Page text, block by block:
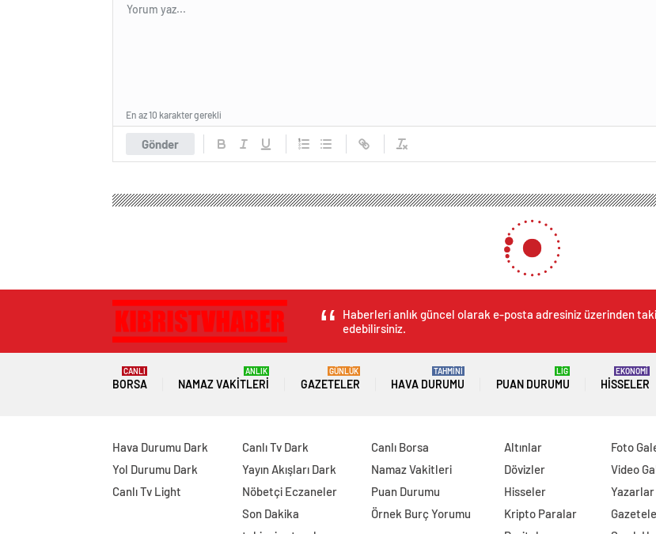
Gönder
En az 10 karakter gerekli
Haberleri anlık güncel olarak e-posta adresiniz üzerinden
edebilirsiniz.
BORSA
CANLI
NAMAZ VAKITLERI
ANLIK
GAZETELER
GÜNLÜK
HAVA DURUMU
TAHMİNİ
PUAN DURUMU
LİG
HISSELER
EKONOMİ
Hava Durumu Dark
Yol Durumu Dark
Canlı Tv Light
Canlı Tv Dark
Yayın Akışları Dark
Nöbetçi Eczaneler
Son Dakika
Canlı Borsa
Namaz Vakitleri
Puan Durumu
Örnek Burç Yorumu
Altınlar
Dövizler
Hisseler
Kripto Paralar
Foto
Video
Yazarlar